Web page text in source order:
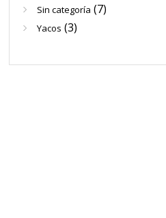
Sin categoría (7)
Yacos (3)